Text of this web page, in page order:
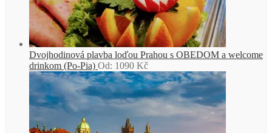
Dvojhodinová plavba loďou Prahou s OBEDOM a welcome
drinkom (Po-Pia) Od: 1090 Kč